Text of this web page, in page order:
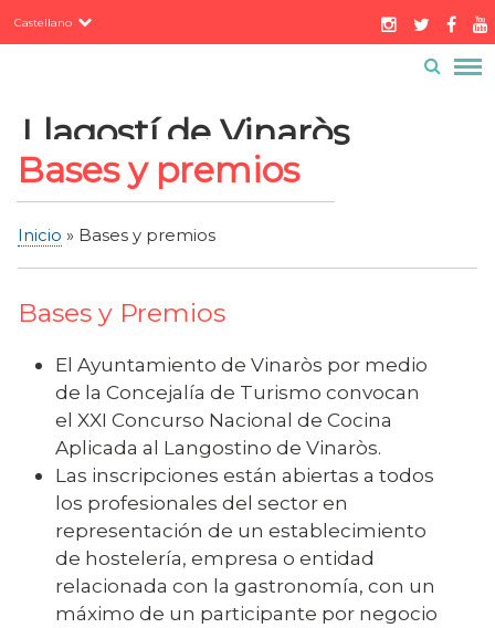
al
Castellano
superior
Llagostí de Vinaròs
Bases y premios
de
navegación
Inicio Bases y premios
Bases y Premios
El Ayuntamiento de Vinaròs por medio
de la Concejalía de Turismo convocan
el XXI Concurso Nacional de Cocina
Aplicada al Langostino de Vinaròs.
Las inscripciones están abiertas a todos
los profesionales del sector en
representación de un establecimiento
de hostelería, empresa o entidad
relacionada con la gastronomía, con un
máximo de un participante por negocio